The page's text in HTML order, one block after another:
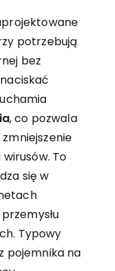
potrzebują
bez
, co pozwala
To
się w
Typowy
pojemnika na